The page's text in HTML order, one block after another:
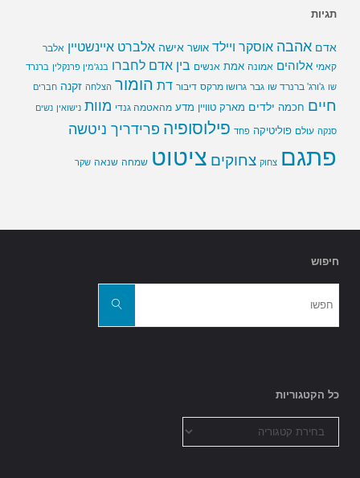
תגיות
אדם אהבה אוסקר ויילד אושר אישה אלברט איינשטיין אלבר
קאמי אלוהים אמונה אמת אנשים בין אדם לחברו בנג'מין פרנקלין ברנרד
שו ג'ורג' ברנרד שו גבר גרושו מרקס דיבור דת הומור הצלחה זקנה חברים
חיים חכמה ילדים מארק טוויין מדע מהאטמה גנדי מוות נישואין נשים
סנקה עולם פוליטיקה פחד פילוסופיה פרידריך ניטשה
פתגם צחוק צחוקים ציטוט שמחה שנאה שקר
חיפוש
חפשו
כל הקטגוריות
הקטגוריות